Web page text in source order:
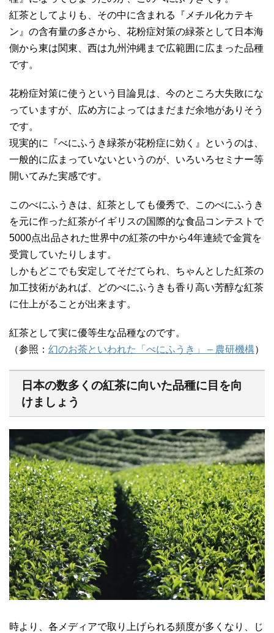
紅茶としてよりも、その中に含まれる『メチル化カテキ
ン』の含有量の多さから、花粉症対策の緑茶として日本海
側から東は関東、西は九州沖縄まで広範囲に広まった品種
です。
花粉症対策に使うという目論見は、今のところ大失敗にな
っていますが、広め方によってはまだまだ余地がありそう
です。
現実的に『べにふうき緑茶が花粉症に効く』というのは、
一般的に広まっていないというのが、いろいろセミナー等
開いてみた実感です。
このべにふうきは、紅茶としても優秀で、このべにふうき
を元に作った紅茶がイギリスの国際的な食品コンテストで
5000点出品された世界中の紅茶の中から4年連続で金賞を
受賞していたりします。
しかもどこでも安定してそだてられ、ちゃんとした紅茶の
加工技術があれば、どのべにふうきも香り高い芳醇な紅茶
に仕上がることが出来ます。
紅茶として実に優等生な品種なのです。
（参照： 幻のお茶といわれた「べにふうき」 – 農研機構）
日本の数多くの紅茶に向いた品種に目を向
けましょう
時より、各メディアで取り上げられる頻度が多くなり、じ